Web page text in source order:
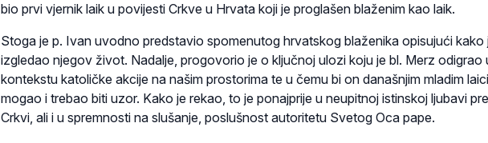
bio prvi vjernik laik u povijesti Crkve u Hrvata koji je proglašen blaženim kao laik.
Stoga je p. Ivan uvodno predstavio spomenutog hrvatskog blaženika opisujući kako
izgledao njegov život. Nadalje, progovorio je o ključnoj ulozi koju je bl. Merz odigrao
kontekstu katoličke akcije na našim prostorima te u čemu bi on današnjim mladim
mogao i trebao biti uzor. Kako je rekao, to je ponajprije u neupitnoj istinskoj ljubavi
Crkvi, ali i u spremnosti na slušanje, poslušnost autoritetu Svetog Oca pape.